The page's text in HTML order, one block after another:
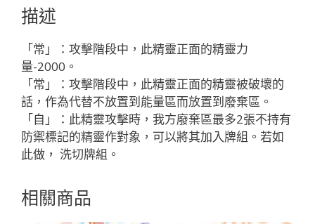
リ
ン
ス
ム
ジ
カ//
メ
モ
リ
ア
色
描述
「常」：攻擊階段中，此精靈正面的精靈力
量-2000。
「常」：攻擊階段中，此精靈正面的精靈被破壞的
話，作為代替不放置到能量區而放置到廢棄區。
「自」：此精靈攻擊時，我方廢棄區最多2張不持有
防禦標記的精靈作對象，可以將其加入牌組。若如
此做， 洗切牌組。
相關商品